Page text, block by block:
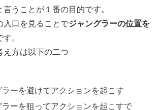
言うことが１番の目的です。
入口を見ることでジャングラーの位置を
。
え方は以下の二つ
ーを避けてアクションを起こす
ーを狙ってアクションを起こすで